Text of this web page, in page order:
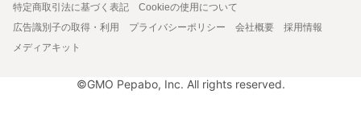
特定商取引法に基づく表記
Cookieの使用について
広告識別子の取得・利用
プライバシーポリシー 会社概要
採用情報
メディアキット
©GMO Pepabo, Inc. All rights reserved.